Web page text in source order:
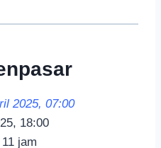
2025, 07:00
18:00
jam